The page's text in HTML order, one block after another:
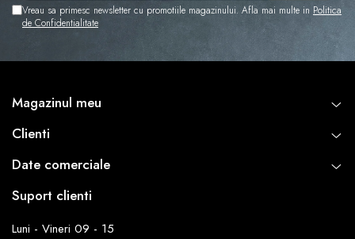
Vreau sa primesc newsletter cu promotiile magazinului. Afla mai multe in Politica
de Confidentialitate
Magazinul meu
Clienti
Date comerciale
Suport clienti
Luni - Vineri 09 - 15